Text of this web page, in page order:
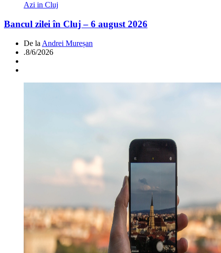
Azi in Cluj
Bancul zilei în Cluj – 6 august 2026
De la Andrei Mureșan
.8/6/2026